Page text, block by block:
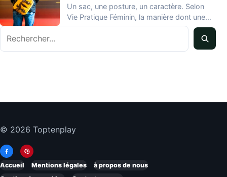
Un sac, une posture, un caractère. Selon
Vie Pratique Féminin, la manière dont une…
Rechercher
© 2026 Toptenplay
Accueil Mentions légales
à propos de nous